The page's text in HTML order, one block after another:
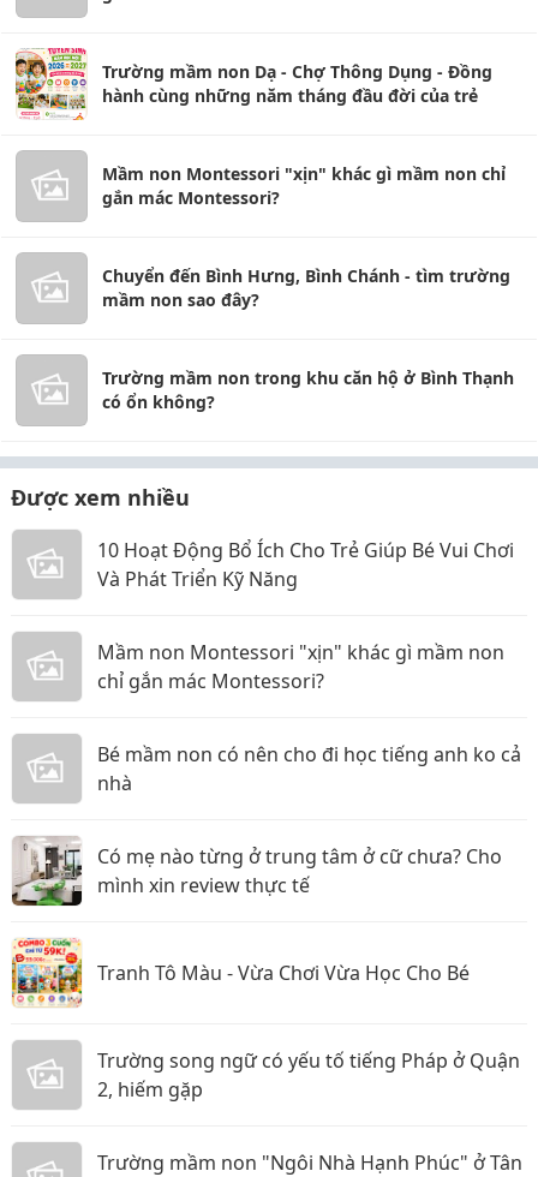
Trường mầm non Dạ - Chợ Thông Dụng - Đồng
hành cùng những năm tháng đầu đời của trẻ
Mầm non Montessori "xịn" khác gì mầm non chỉ
gắn mác Montessori?
Chuyển đến Bình Hưng, Bình Chánh - tìm trường
mầm non sao đây?
Trường mầm non trong khu căn hộ ở Bình Thạnh
có ổn không?
Được xem nhiều
10 Hoạt Động Bổ Ích Cho Trẻ Giúp Bé Vui Chơi
Và Phát Triển Kỹ Năng
Mầm non Montessori "xịn" khác gì mầm non
chỉ gắn mác Montessori?
Bé mầm non có nên cho đi học tiếng anh ko cả
nhà
Có mẹ nào từng ở trung tâm ở cữ chưa? Cho
mình xin review thực tế
Tranh Tô Màu - Vừa Chơi Vừa Học Cho Bé
Trường song ngữ có yếu tố tiếng Pháp ở Quận
2, hiếm gặp
Trường mầm non "Ngôi Nhà Hạnh Phúc" ở Tân